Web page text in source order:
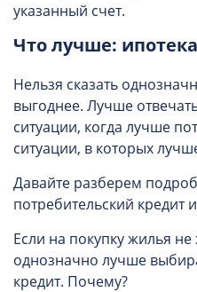
указанный счет.
Что лучше:
Нельзя сказать
выгоднее. Лучше
ситуации, когда лучше
ситуации, в которых
Давайте разберем
потребительский кредит
Если на покупку жилья не
однозначно лучше
кредит. Почему?